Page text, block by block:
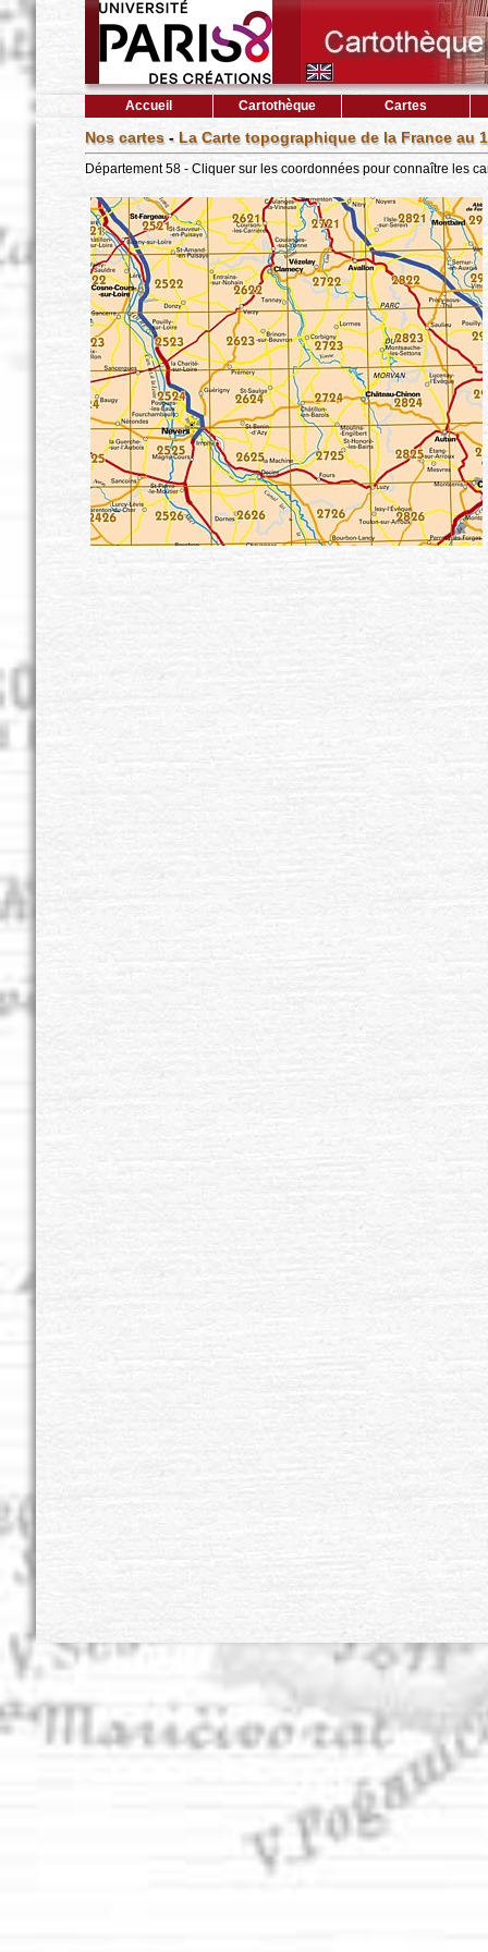
Accueil Cartothèque Cartes
Nos cartes- La Carte topographique de la France au
Département 58 - Cliquer sur les coordonnées pour connaître les